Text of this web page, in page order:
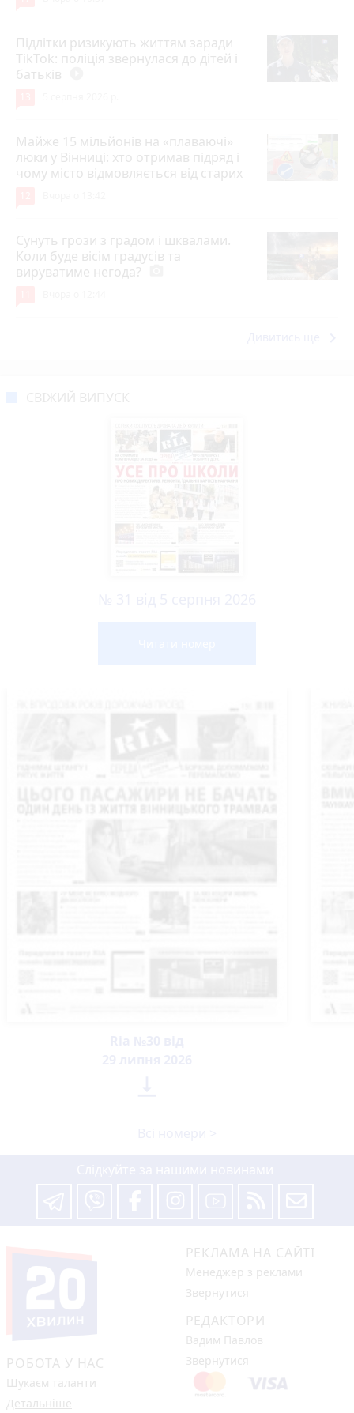
Підлітки ризикують життям заради
TikTok: поліція звернулася до дітей і
батьків
Майже 15 мільйонів на «плаваючі»
люки у Вінниці: хто отримав підряд і
чому місто відмовляється від старих
Сунуть грози з градом і шквалами.
Коли буде вісім градусів та
вируватиме негода?
РОБОТА У НАС
Шукаєм таланти
Детальніше
РЕКЛАМА НА САЙТІ
Менеджер з реклами
Звернутися
РЕДАКТОРИ
Вадим Павлов
Звернутися